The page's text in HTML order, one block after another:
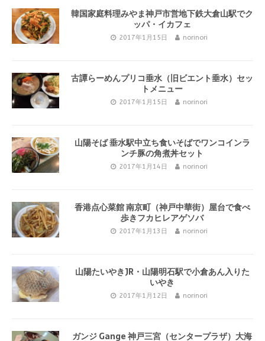
韓国家庭料理みやま神戸市営地下鉄大倉山駅でク
ッパ・イカフェ
2017年1月15日 norinori
古譚らーめんプリコ垂水（旧ビエント垂水）セッ
トメニュー
2017年1月15日 norinori
山陽そば 垂水駅中立ち食いそばでワンコインラ
ンチ豚の角煮丼セット
2017年1月14日 norinori
香港点心菜館 南京町（神戸中華街）屋台で食べ
歩きフカヒレアゲソバ
2017年1月13日 norinori
山陽たいやきJR・山陽明石駅で小倉あん入りた
いやき
2017年1月12日 norinori
ガンジ Gange 神戸三宮（センタープラザ）大海